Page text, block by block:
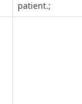
patient.;